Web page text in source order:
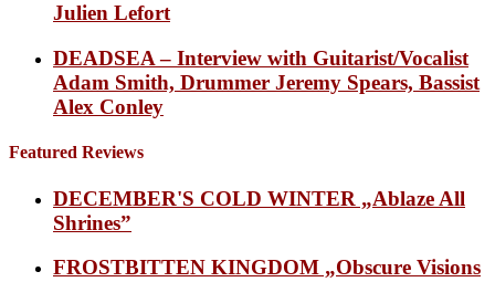
Julien Lefort
DEADSEA – Interview with Guitarist/Vocalist
Adam Smith, Drummer Jeremy Spears, Bassist
Alex Conley
Featured Reviews
DECEMBER'S COLD WINTER „Ablaze All
Shrines”
FROSTBITTEN KINGDOM „Obscure Visions